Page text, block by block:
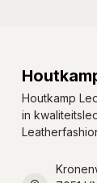
Houtkamp
in